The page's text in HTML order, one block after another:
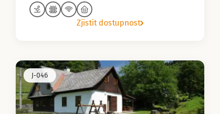
Zjistit dostupnost
J-046